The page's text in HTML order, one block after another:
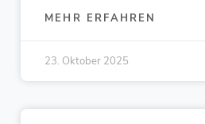
MEHR ERFAHREN
23. Oktober 2025